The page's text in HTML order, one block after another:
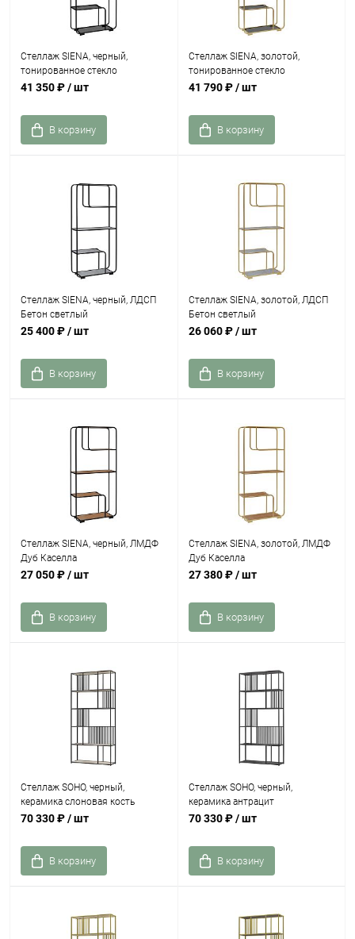
Стеллаж SIENA, черный,
тонированное стекло
41 350 ₽/ шт
В корзину
Стеллаж SIENA, золотой,
тонированное стекло
41 790 ₽/ шт
В корзину
Стеллаж SIENA, черный, ЛДСП
Бетон светлый
25 400 ₽/ шт
В корзину
Стеллаж SIENA, золотой, ЛДСП
Бетон светлый
26 060 ₽/ шт
В корзину
Стеллаж SIENA, черный, ЛМДФ
Дуб Каселла
27 050 ₽/ шт
В корзину
Стеллаж SIENA, золотой, ЛМДФ
Дуб Каселла
27 380 ₽/ шт
В корзину
Стеллаж SOHO, черный,
керамика слоновая кость
70 330 ₽/ шт
В корзину
Стеллаж SOHO, черный,
керамика антрацит
70 330 ₽/ шт
В корзину